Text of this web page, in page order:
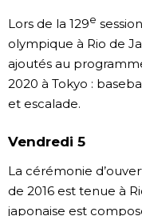
Lors de la 129e
olympique à Rio de
ajoutés au
2020 à Tokyo :
et escalade.
Vendredi 5
La cérémonie
de 2016 est tenue à
japonaise est